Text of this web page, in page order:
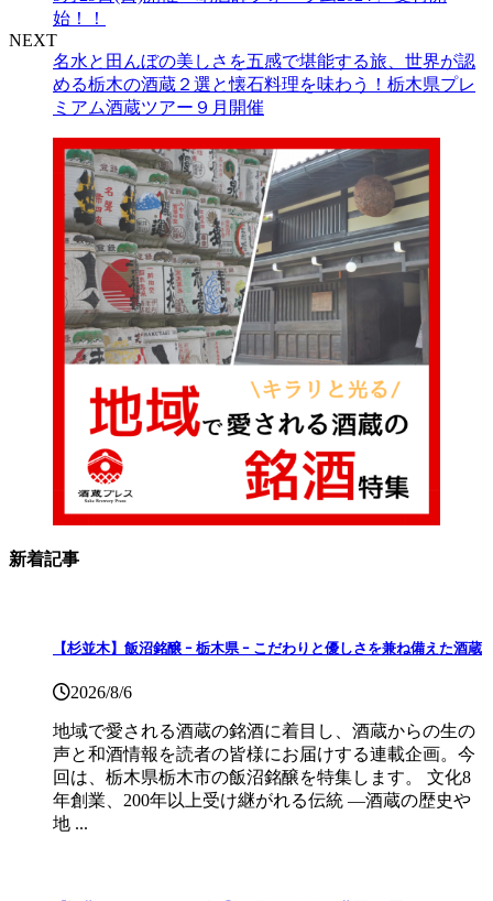
始！！
NEXT
名水と田んぼの美しさを五感で堪能する旅、世界が認
める栃木の酒蔵２選と懐石料理を味わう！栃木県プレ
ミアム酒蔵ツアー９月開催
新着記事
【杉並木】飯沼銘醸 ｰ 栃木県 ｰ こだわりと優しさを兼ね備えた酒蔵
2026/8/6
地域で愛される酒蔵の銘酒に着目し、酒蔵からの生の
声と和酒情報を読者の皆様にお届けする連載企画。今
回は、栃木県栃木市の飯沼銘醸を特集します。 文化8
年創業、200年以上受け継がれる伝統 ―酒蔵の歴史や
地 ...